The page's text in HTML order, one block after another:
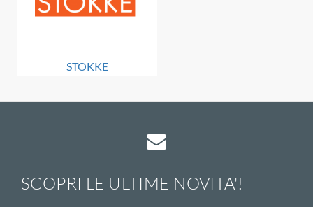
STOKKE
SCOPRI LE ULTIME NOVITA'!